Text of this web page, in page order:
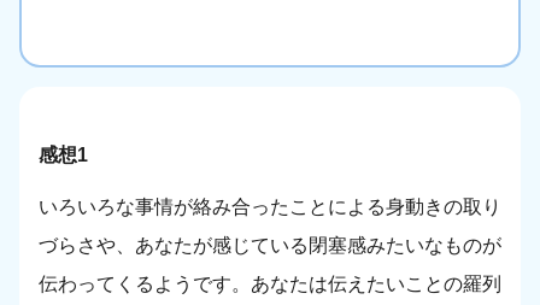
感想1
いろいろな事情が絡み合ったことによる身動きの取り
づらさや、あなたが感じている閉塞感みたいなものが
伝わってくるようです。あなたは伝えたいことの羅列